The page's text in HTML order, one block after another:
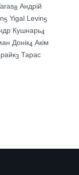
8 Андрій
5 Yigal Levin5
Кушнарь4
Донік4 Акім
3 Тарас